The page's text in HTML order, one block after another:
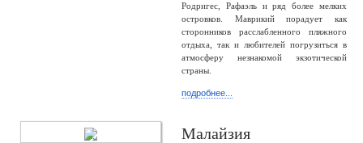
Родригес, Рафаэль и ряд более мелких
островков. Маврикий порадует как
сторонников расслабленного пляжного
отдыха, так и любителей погрузиться в
атмосферу незнакомой экзотической
страны.
подробнее...
Малайзия